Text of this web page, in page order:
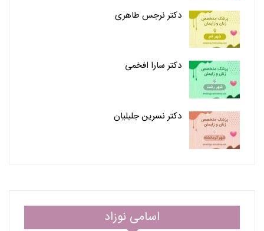
دکتر نرجس طاهری
دکتر سارا افخمی
دکتر نسرین جلیلیان
اسامی نوزاد